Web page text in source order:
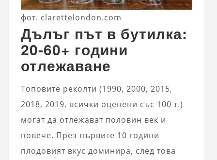
фот. clarettelondon.com
Дълъг път в бутилка:
20-60+ години
отлежаване
Топовите реколти (1990, 2000, 2015,
2018, 2019, всички оценени със 100 т.)
могат да отлежават половин век и
повече. През първите 10 години
плодовият вкус доминира, след това